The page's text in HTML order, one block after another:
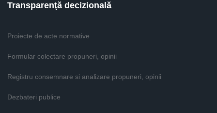
Transparenţă decizională
Proiecte de acte normative
Formular colectare propuneri, opinii
Registru consemnare si analizare propuneri, opinii
Dezbateri publice